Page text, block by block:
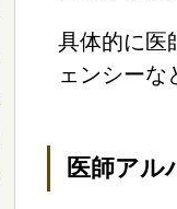
具体的に医
ェンシー
医師アル